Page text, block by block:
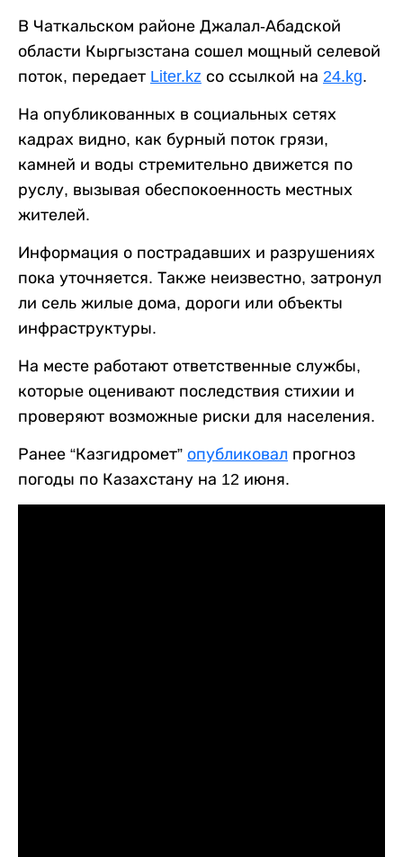
В Чаткальском районе Джалал-Абадской
области Кыргызстана сошел мощный селевой
поток, передает Liter.kz со ссылкой на 24.kg.
На опубликованных в социальных сетях
кадрах видно, как бурный поток грязи,
камней и воды стремительно движется по
руслу, вызывая обеспокоенность местных
жителей.
Информация о пострадавших и разрушениях
пока уточняется. Также неизвестно, затронул
ли сель жилые дома, дороги или объекты
инфраструктуры.
На месте работают ответственные службы,
которые оценивают последствия стихии и
проверяют возможные риски для населения.
Ранее “Казгидромет” опубликовал прогноз
погоды по Казахстану на 12 июня.